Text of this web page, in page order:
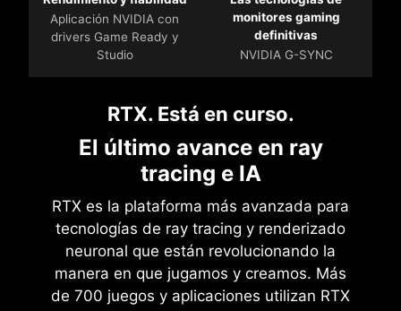
Aplicación NVIDIA con
drivers Game Ready y
Studio
monitores gaming
definitivas
NVIDIA G-SYNC
RTX. Está en curso.
El último avance en ray
tracing e IA
RTX es la plataforma más avanzada para
tecnologías de ray tracing y renderizado
neuronal que están revolucionando la
manera en que jugamos y creamos. Más
de 700 juegos y aplicaciones utilizan RTX